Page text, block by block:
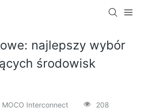
najlepszy wybór
środowisk
MOCO Interconnect 208